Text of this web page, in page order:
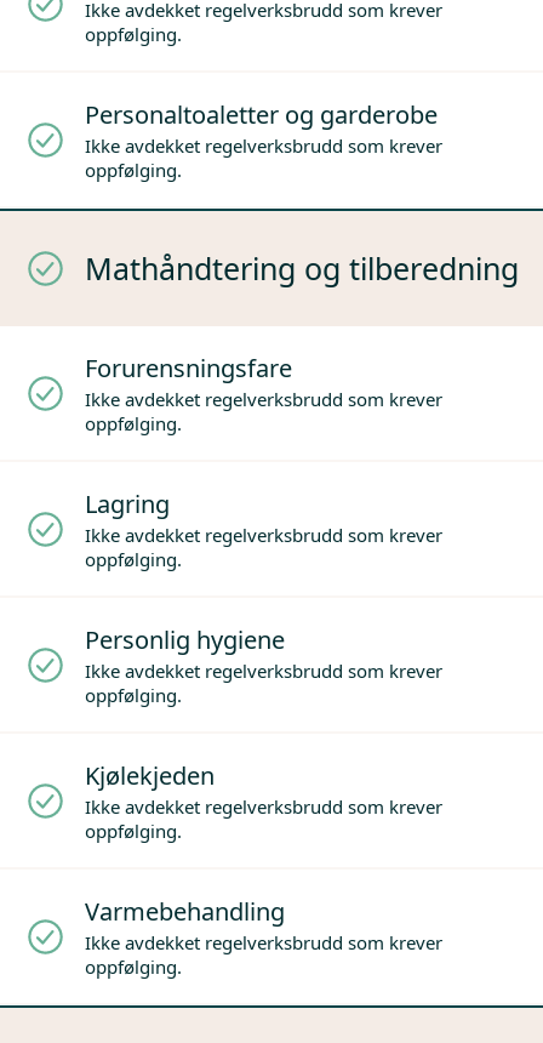
Ikke avdekket regelverksbrudd som krever
oppfølging.
Personaltoaletter og garderobe
Ikke avdekket regelverksbrudd som krever
oppfølging.
Mathåndtering og tilberedning
Forurensningsfare
Ikke avdekket regelverksbrudd som krever
oppfølging.
Lagring
Ikke avdekket regelverksbrudd som krever
oppfølging.
Personlig hygiene
Ikke avdekket regelverksbrudd som krever
oppfølging.
Kjølekjeden
Ikke avdekket regelverksbrudd som krever
oppfølging.
Varmebehandling
Ikke avdekket regelverksbrudd som krever
oppfølging.